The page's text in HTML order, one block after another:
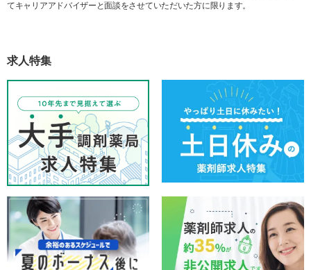
てキャリアアドバイザーと面談をさせていただいた方に限ります。
求人特集